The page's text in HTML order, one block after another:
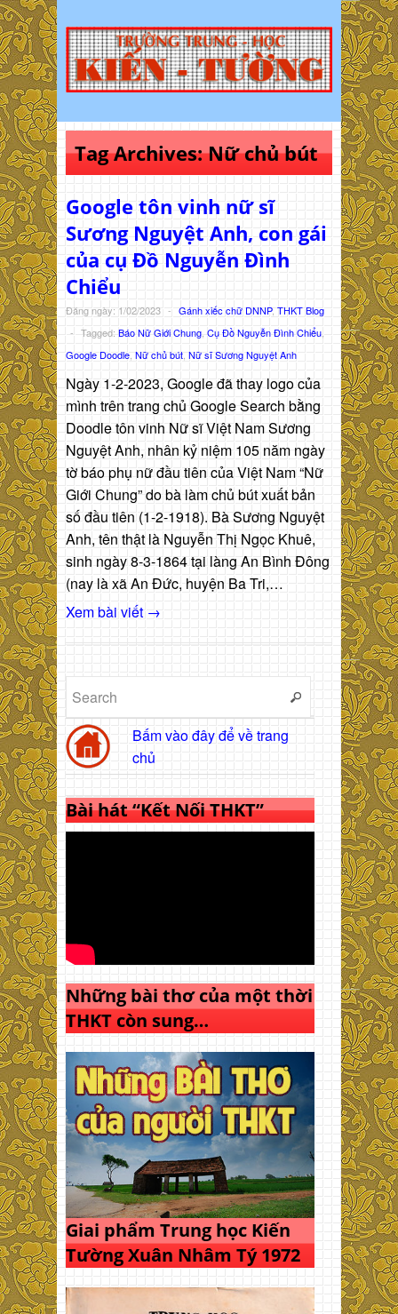
Tag Archives:Nữ chủ bút
Google tôn vinh nữ sĩ
Sương Nguyệt Anh, con gái
của cụ Đồ Nguyễn Đình
Chiểu
Đăng ngày: 1/02/2023 - Gánh xiếc chữ DNNP, THKT Blog
- Tagged: Báo Nữ Giới Chung Cụ Đồ Nguyễn Đình Chiểu
Google Doodle Nữ chủ bút Nữ sĩ Sương Nguyệt Anh
Ngày 1-2-2023, Google đã thay logo của
mình trên trang chủ Google Search bằng
Doodle tôn vinh Nữ sĩ Việt Nam Sương
Nguyệt Anh, nhân kỷ niệm 105 năm ngày
tờ báo phụ nữ đầu tiên của Việt Nam “Nữ
Giới Chung” do bà làm chủ bút xuất bản
số đầu tiên (1-2-1918). Bà Sương Nguyệt
Anh, tên thật là Nguyễn Thị Ngọc Khuê,
sinh ngày 8-3-1864 tại làng An Bình Đông
(nay là xã An Đức, huyện Ba Tri,…
Xem bài viết →
Bấm vào đây để về trang
chủ
Bài hát “Kết Nối THKT”
Những bài thơ của một thời
THKT còn sung…
Giai phẩm Trung học Kiến
Tường Xuân Nhâm Tý 1972